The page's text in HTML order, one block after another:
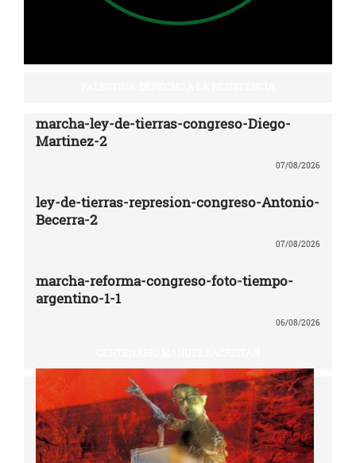
marcha-ley-de-tierras-congreso-Diego-
Martinez-2
07/08/2026
ley-de-tierras-represion-congreso-Antonio-
Becerra-2
07/08/2026
marcha-reforma-congreso-foto-tiempo-
argentino-1-1
06/08/2026